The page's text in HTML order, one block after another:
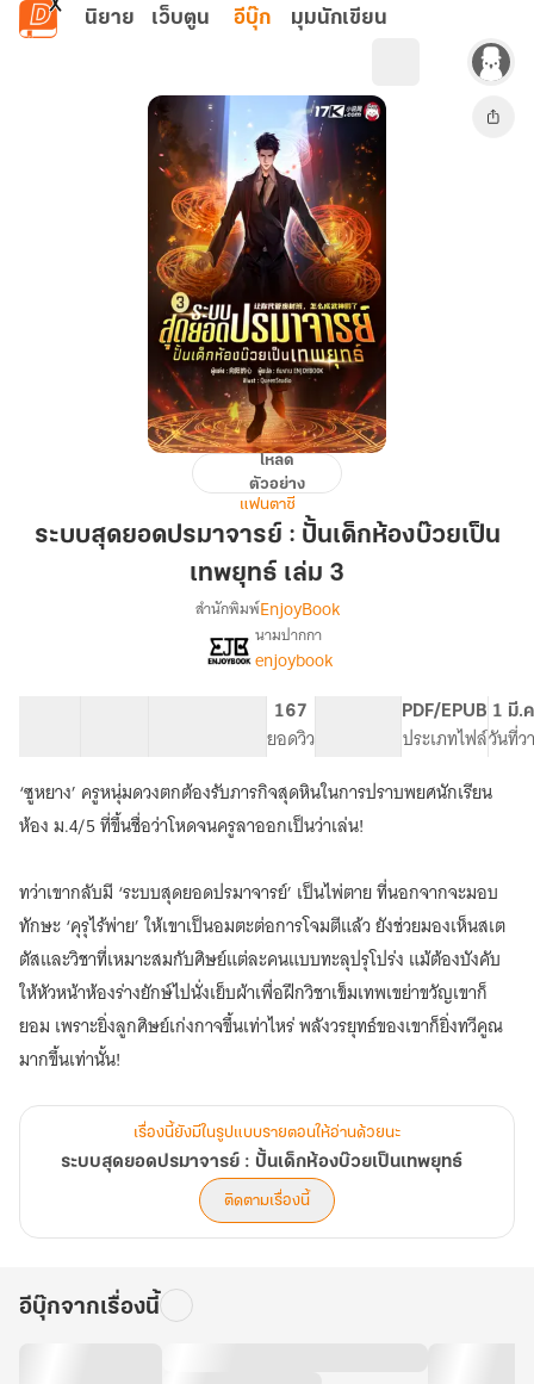
ข้ามไปยังเนื้อหาหลัก
นิยาย เว็บตูน อีบุ๊ก มุมนักเขียน
ระบบ
ยอด
บ๊วย
เทพ
ยุทธ์
เล่ม
3
โหลด
ตัวอย่าง
แฟนตาซี
ระบบสุดยอดปรมาจารย์ : ปั้นเด็กห้องบ๊วยเป็น
เทพยุทธ์ เล่ม 3
เรื่อง
ระบบ
สุด
ยอด
ปรมาจารย์
:
ปั้น
เด็ก
ห้อง
เป็น
เทพ
ยุทธ์
สำนักพิมพ์EnjoyBook
นามปากกา
enjoybook
167
ยอดวิว
PDF/EPUB
ประเภทไฟล์
1 มี.
วันที่ว
‘ซูหยาง’ ครูหนุ่มดวงตกต้องรับภารกิจสุดหินในการปราบพยศนักเรียน
ห้อง ม.4/5 ที่ขึ้นชื่อว่าโหดจนครูลาออกเป็นว่าเล่น!
ทว่าเขากลับมี ‘ระบบสุดยอดปรมาจารย์’ เป็นไพ่ตาย ที่นอกจากจะมอบ
ทักษะ ‘คุรุไร้พ่าย’ ให้เขาเป็นอมตะต่อการโจมตีแล้ว ยังช่วยมองเห็นสเต
ตัสและวิชาที่เหมาะสมกับศิษย์แต่ละคนแบบทะลุปรุโปร่ง แม้ต้องบังคับ
ให้หัวหน้าห้องร่างยักษ์ไปนั่งเย็บผ้าเพื่อฝึกวิชาเข็มเทพเขย่าขวัญเขาก็
ยอม เพราะยิ่งลูกศิษย์เก่งกาจขึ้นเท่าไหร่ พลังวรยุทธ์ของเขาก็ยิ่งทวีคูณ
มากขึ้นเท่านั้น!
เรื่องนี้ยังมีในรูปแบบรายตอนให้อ่านด้วยนะ
ระบบสุดยอดปรมาจารย์ : ปั้นเด็กห้องบ๊วยเป็นเทพยุทธ์
ติดตามเรื่องนี้
อีบุ๊กจากเรื่องนี้